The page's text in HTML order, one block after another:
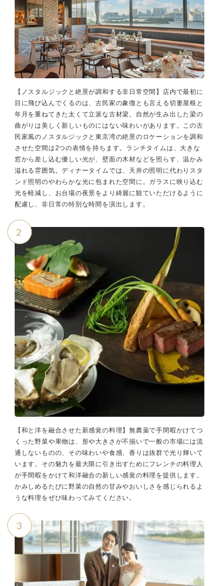
【ノスタルジックと絶景が調和する非日常空間】店内で最初に
目に飛び込んでくるのは、古民家の象徴とも言える切妻屋根と
年月を重ねてきた太くて立派な古材梁。自然が生み出した梁の
曲がりは美しく新しいものにはない味わいがあります。この古
民家風のノスタルジックと東京湾の絶景のロケーションを調和
させた空間は2つの表情を持ちます。ランチタイムは、大きな
窓から差し込む優しい光が、壁面の木材などを照らす、温かみ
溢れる雰囲気。ディナータイムでは、天井の照明に代わりスタ
ンド照明のやわらかな光に包まれた空間に。ガラスに映り込む
光を軽減し、お台場の夜景をより綺麗に観ていただけるように
配慮し、非日常の特別な時間を演出します。
2
【和と洋を融合させた新感覚の料理】無農薬で手間暇かけてつ
くった野菜や果物は、形や大きさが不揃いで一般の市場には流
通しないものの、その味わいや食感、香りは抜群で光り輝いて
います。その魅力を最大限に引き出すためにフレンチの料理人
が手間暇をかけて和洋融合の新しい感覚の料理を提供します。
かみしめるたびに野菜の自然の甘みやおいしさを感じられるよ
うな料理をぜひ味わってみてください。
3